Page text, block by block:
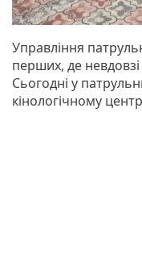
Управління
перших, де
Сьогодні у
кінологічному